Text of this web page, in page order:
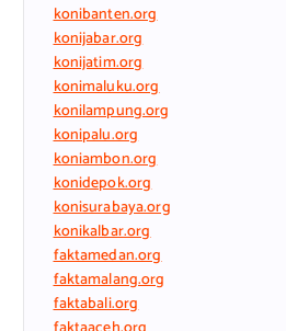
konibanten.org
konijabar.org
konijatim.org
konimaluku.org
konilampung.org
konipalu.org
koniambon.org
konidepok.org
konisurabaya.org
konikalbar.org
faktamedan.org
faktamalang.org
faktabali.org